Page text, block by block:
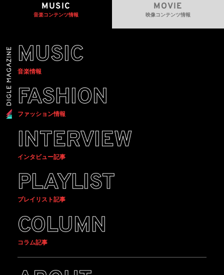
MUSIC
音楽コンテンツ情報
MOVIE
映像コンテンツ情報
MUSIC
音楽情報
FASHION
ファッション情報
INTERVIEW
インタビュー記事
PLAYLIST
プレイリスト記事
COLUMN
コラム記事